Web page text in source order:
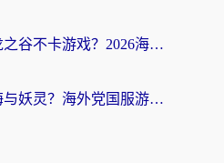
在欧洲怎么玩龙之谷不卡游戏？2026海外党国服游戏加速全攻略
台湾怎么玩山海与妖灵？海外党国服游戏加速全攻略，告别延迟卡顿